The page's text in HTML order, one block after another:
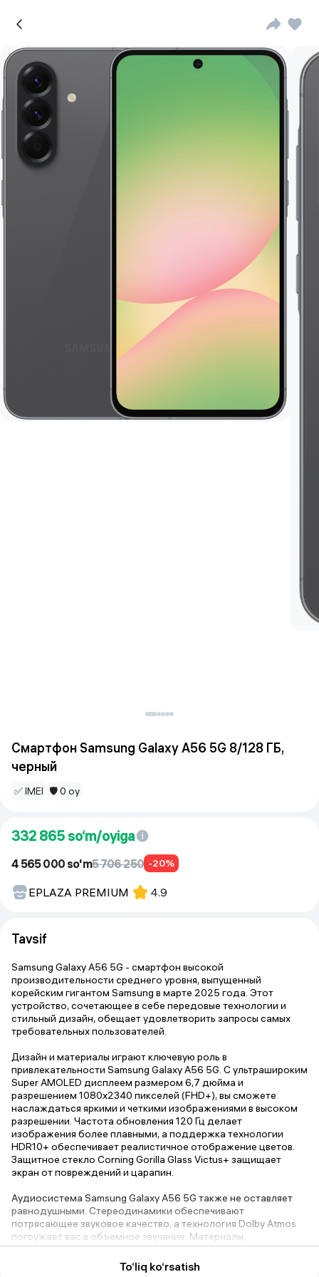
Смартфон Samsung Galaxy A56 5G 8/128 ГБ,
черный
✅ IMEI 🛡 0 oy
332 865 so‘m/oyiga
4 565 000 so'm5 706 250 -20%
EPLAZA PREMIUM 4.9
Tavsif
Samsung Galaxy A56 5G - смартфон высокой
производительности среднего уровня, выпущенный
корейским гигантом Samsung в марте 2025 года. Этот
устройство, сочетающее в себе передовые технологии и
стильный дизайн, обещает удовлетворить запросы самых
требовательных пользователей.
Дизайн и материалы играют ключевую роль в
привлекательности Samsung Galaxy A56 5G. С ультрашироким
Super AMOLED дисплеем размером 6,7 дюйма и
разрешением 1080x2340 пикселей (FHD+), вы сможете
наслаждаться яркими и четкими изображениями в высоком
разрешении. Частота обновления 120 Гц делает
изображения более плавными, а поддержка технологии
HDR10+ обеспечивает реалистичное отображение цветов.
Защитное стекло Corning Gorilla Glass Victus+ защищает
экран от повреждений и царапин.
Аудиосистема Samsung Galaxy A56 5G также не оставляет
равнодушными. Стереодинамики обеспечивают
потрясающее звуковое качество, а технология Dolby Atmos
погружает вас в объемное звучание. Материалы,
использованные в корпусе устройства - стекло и металл -
делают смартфон прочным и привлекательным.
To‘liq ko‘rsatish